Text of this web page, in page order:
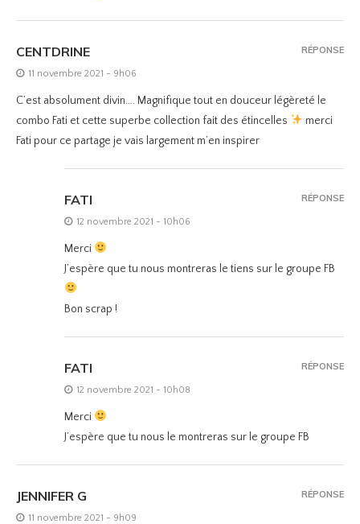
CENTDRINE
11 novembre 2021 - 9h06
C’est absolument divin…. Magnifique tout en douceur légèreté le
combo Fati et cette superbe collection fait des étincelles
merci
Fati pour ce partage je vais largement m’en inspirer
RÉPONSE
FATI
12 novembre 2021 - 10h06
Merci
J’espère que tu nous montreras le tiens sur le groupe FB
Bon scrap !
RÉPONSE
FATI
12 novembre 2021 - 10h08
Merci
J’espère que tu nous le montreras sur le groupe FB
RÉPONSE
JENNIFER G
11 novembre 2021 - 9h09
RÉPONSE